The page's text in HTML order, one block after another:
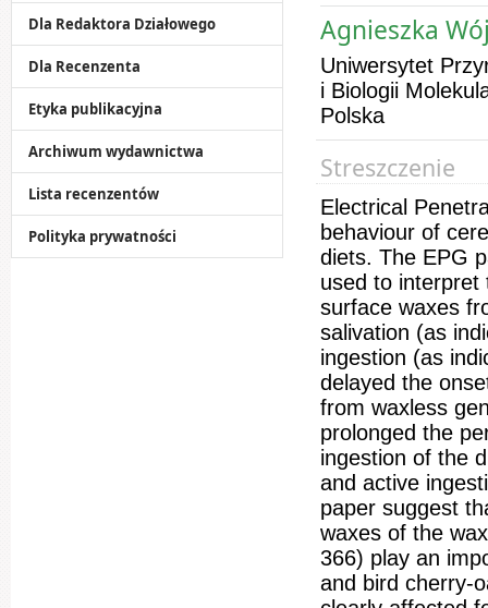
Dla Redaktora Działowego
Dla Recenzenta
Etyka publikacyjna
Archiwum wydawnictwa
Lista recenzentów
Polityka prywatności
Agnieszka
Uniwersytet
i Biologii
Polska
Streszczenie
Electrical
behaviour of
diets. The EPG
used to interpret
surface waxes
salivation (as
ingestion (as
delayed the
from waxless
prolonged the
ingestion of the
and active
paper suggest
waxes of the
366) play an
and bird cherry-